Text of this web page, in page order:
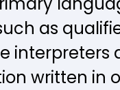
as
interpreters
written in